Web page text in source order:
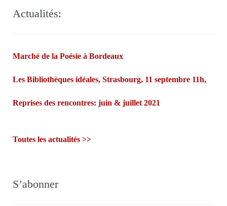
Actualités:
Marché de la Poésie à Bordeaux
Les Bibliothèques idéales, Strasbourg, 11 septembre 11h,
Reprises des rencontres: juin & juillet 2021
Toutes les actualités >>
S’abonner